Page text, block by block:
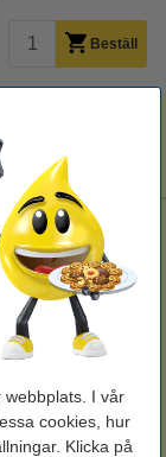
I vår
cookies, hur
Klicka på
Beställ
ljusslinga 5m |
V PDF
Beställ